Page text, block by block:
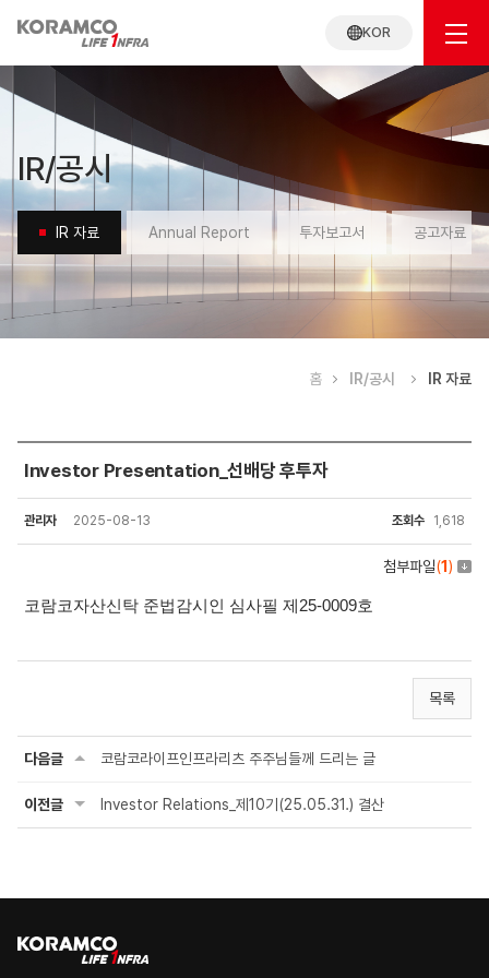
KOR
IR/공시
IR 자료 Annual Report 투자보고서 공고자료
홈 IR/공시 IR 자료
자료
Investor Presentation_선배당 후투자
관리자 2025-08-13 조회수 1,618
첨부파일(1 )
코람코자산신탁 준법감시인 심사필 제25-0009호
목록
다음글 코람코라이프인프라리츠 주주님들께 드리는 글
이전글 Investor Relations_제10기(25.05.31.) 결산